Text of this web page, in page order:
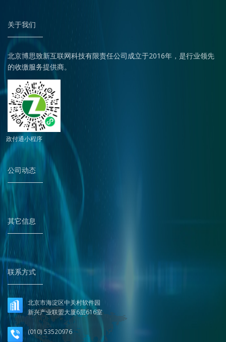
关于我们
北京博思致新互联网科技有限责任公司成立于2016年，是行业领先
的收缴服务提供商。
政付通小程序
公司动态
其它信息
联系方式
北京市海淀区中关村软件园
新兴产业联盟大厦6层616室
(010) 53520976